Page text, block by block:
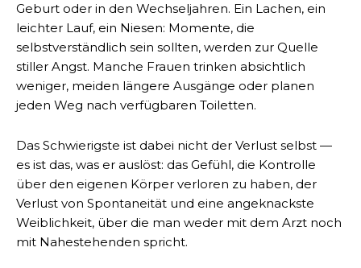
Geburt oder in den Wechseljahren. Ein Lachen, ein
leichter Lauf, ein Niesen: Momente, die
selbstverständlich sein sollten, werden zur Quelle
stiller Angst. Manche Frauen trinken absichtlich
weniger, meiden längere Ausgänge oder planen
jeden Weg nach verfügbaren Toiletten.
Das Schwierigste ist dabei nicht der Verlust selbst —
es ist das, was er auslöst: das Gefühl, die Kontrolle
über den eigenen Körper verloren zu haben, der
Verlust von Spontaneität und eine angeknackste
Weiblichkeit, über die man weder mit dem Arzt noch
mit Nahestehenden spricht.